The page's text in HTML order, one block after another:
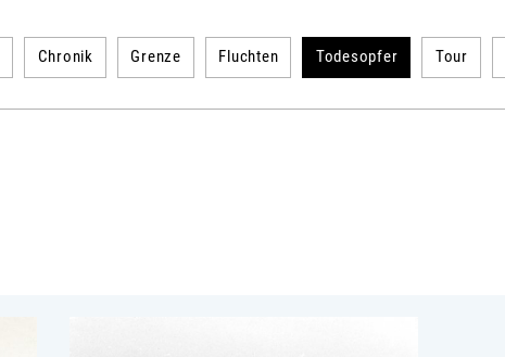
Chronik Grenze Fluchten Todesopfer Tour